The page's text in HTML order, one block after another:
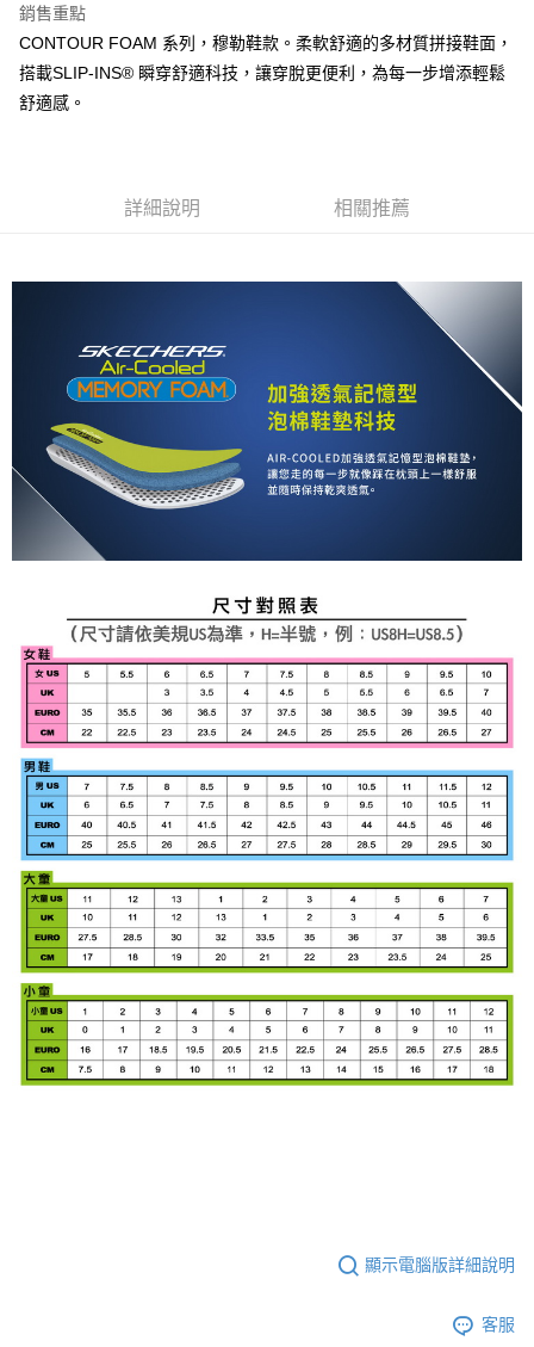
每筆NT$60，滿NT$1,000(含以上)免運費
宅配
每筆NT$80，滿NT$1,000(含以上)免運費
銷售重點
CONTOUR FOAM 系列，穆勒鞋款。柔軟舒適的多材質拼接鞋面，
搭載SLIP-INS® 瞬穿舒適科技，讓穿脫更便利，為每一步增添輕鬆
舒適感。
詳細說明 相關推薦
顯示電腦版詳細說明
客服